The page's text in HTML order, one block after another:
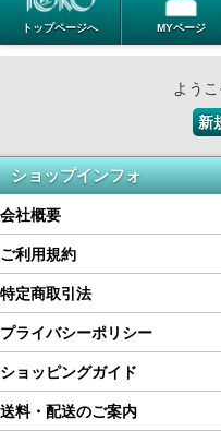
トップページへ MYページ
よう
新
ショップインフォ
会社概要
ご利用規約
特定商取引法
プライバシーポリシー
ショッピングガイド
送料・配送のご案内